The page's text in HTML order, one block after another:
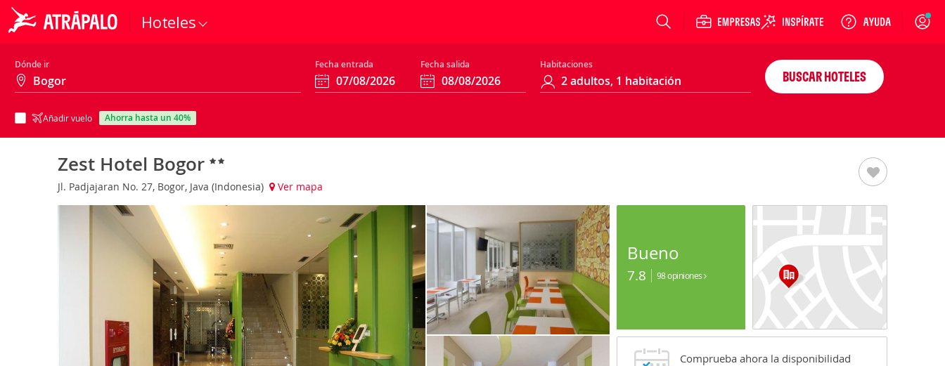
Hoteles Login
Dónde ir Fecha entrada Fecha salida Habitaciones
Añadir vuelo ahorra hasta un 40%
BUSCAR HOTELES
Zest Hotel Bogor
Jl. Padjajaran No. 27, Bogor, Java (Indonesia) Ver mapa
Bueno
7.8 98 opiniones
Comprueba ahora la disponibilidad